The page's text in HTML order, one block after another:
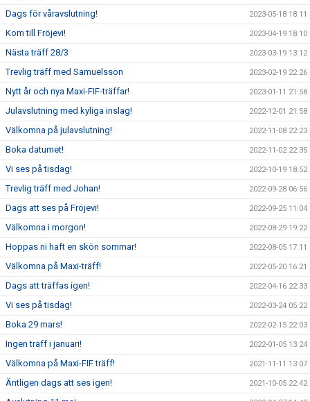
Dags för våravslutning! 2023-05-18 18:11
Kom till Fröjevi! 2023-04-19 18:10
Nästa träff 28/3 2023-03-19 13:12
Trevlig träff med Samuelsson 2023-02-19 22:26
Nytt år och nya Maxi-FIF-träffar! 2023-01-11 21:58
Julavslutning med kyliga inslag! 2022-12-01 21:58
Välkomna på julavslutning! 2022-11-08 22:23
Boka datumet! 2022-11-02 22:35
Vi ses på tisdag! 2022-10-19 18:52
Trevlig träff med Johan! 2022-09-28 06:56
Dags att ses på Fröjevi! 2022-09-25 11:04
Välkomna i morgon! 2022-08-29 19:22
Hoppas ni haft en skön sommar! 2022-08-05 17:11
Välkomna på Maxi-träff! 2022-05-20 16:21
Dags att träffas igen! 2022-04-16 22:33
Vi ses på tisdag! 2022-03-24 05:22
Boka 29 mars! 2022-02-15 22:03
Ingen träff i januari! 2022-01-05 13:24
Välkomna på Maxi-FIF träff! 2021-11-11 13:07
Äntligen dags att ses igen! 2021-10-05 22:42